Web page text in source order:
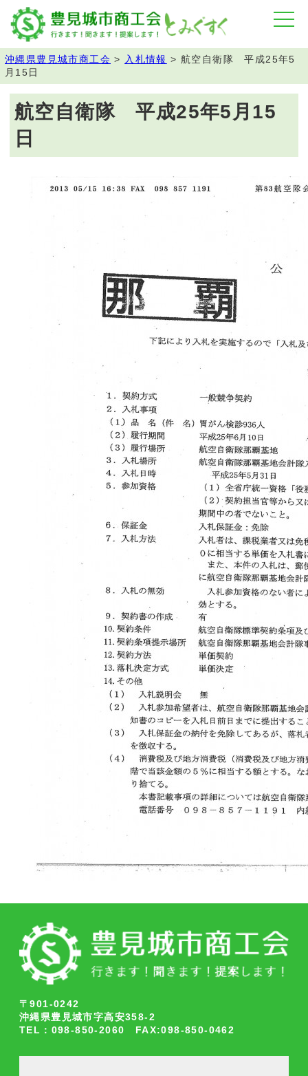
沖縄県豊見城市商工会 > 入札情報 >航空自衛隊 平成25年5
月15日
航空自衛隊 平成25年5月15
日
〒901-0242
沖縄県豊見城市字高安358-2
TEL：098-850-2060 FAX:098-850-0462